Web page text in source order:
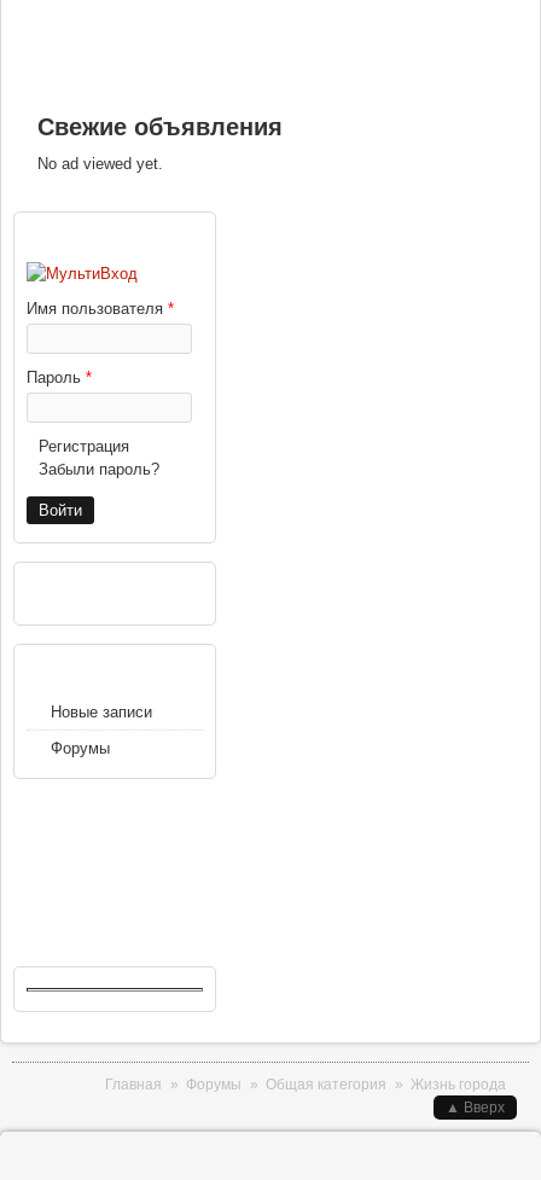
Свежие объявления
No ad viewed yet.
Имя пользователя *
Пароль *
Регистрация
Забыли пароль?
Новые записи
Форумы
Главная » Форумы » Общая категория » Жизнь города
▲ Вверх